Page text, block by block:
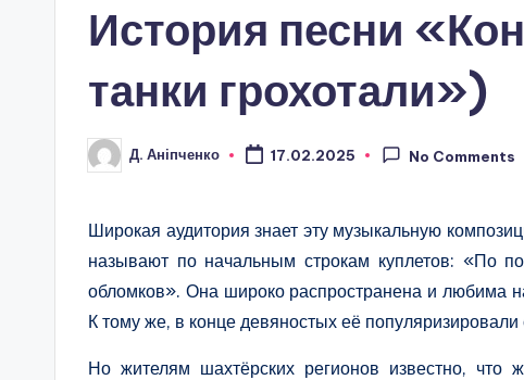
История песни
танки грохотали»)
Posted
by
Д. Аніпченко 17.02.2025 No Comments
Широкая аудитория знает эту музыкальную
называют по начальным строкам куплетов: «По
обломков». Она широко распространена и любима
К тому же, в конце девяностых её
Но жителям шахтёрских регионов известно, что